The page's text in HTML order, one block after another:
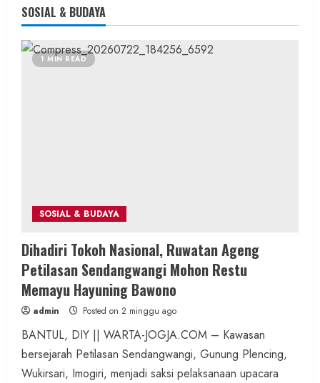
SOSIAL & BUDAYA
1 MIN READ
SOSIAL & BUDAYA
Dihadiri Tokoh Nasional, Ruwatan Ageng
Petilasan Sendangwangi Mohon Restu
Memayu Hayuning Bawono
admin Posted on 2 minggu ago
BANTUL, DIY || WARTA-JOGJA.COM – Kawasan
bersejarah Petilasan Sendangwangi, Gunung Plencing,
Wukirsari, Imogiri, menjadi saksi pelaksanaan upacara